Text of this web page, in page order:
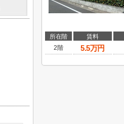
所在階 賃料
2階
5.5万円